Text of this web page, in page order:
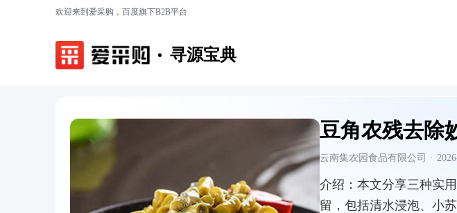
欢迎来到爱采购，百度旗下B2B平台
寻源宝典
豆角农残去除
云南集农园食品有限公司 ·
介绍： 本文分享三种实
留，包括清水浸泡、小